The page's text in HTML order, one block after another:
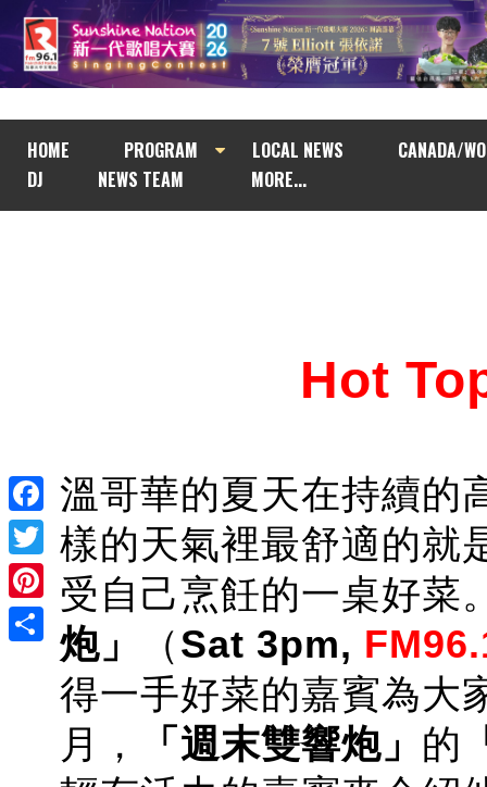
HOME PROGRAM LOCAL NEWS
CANADA/
DJ
NEWS TEAM MORE...
Facebook
Twitter
Pinterest
Hot
溫哥華的夏天在持續的
樣的天氣裡最舒適的就
受自己烹飪的一桌好菜
炮」
（Sat 3pm,
得一手好菜的嘉賓為大
月，
「週末雙響炮」 的